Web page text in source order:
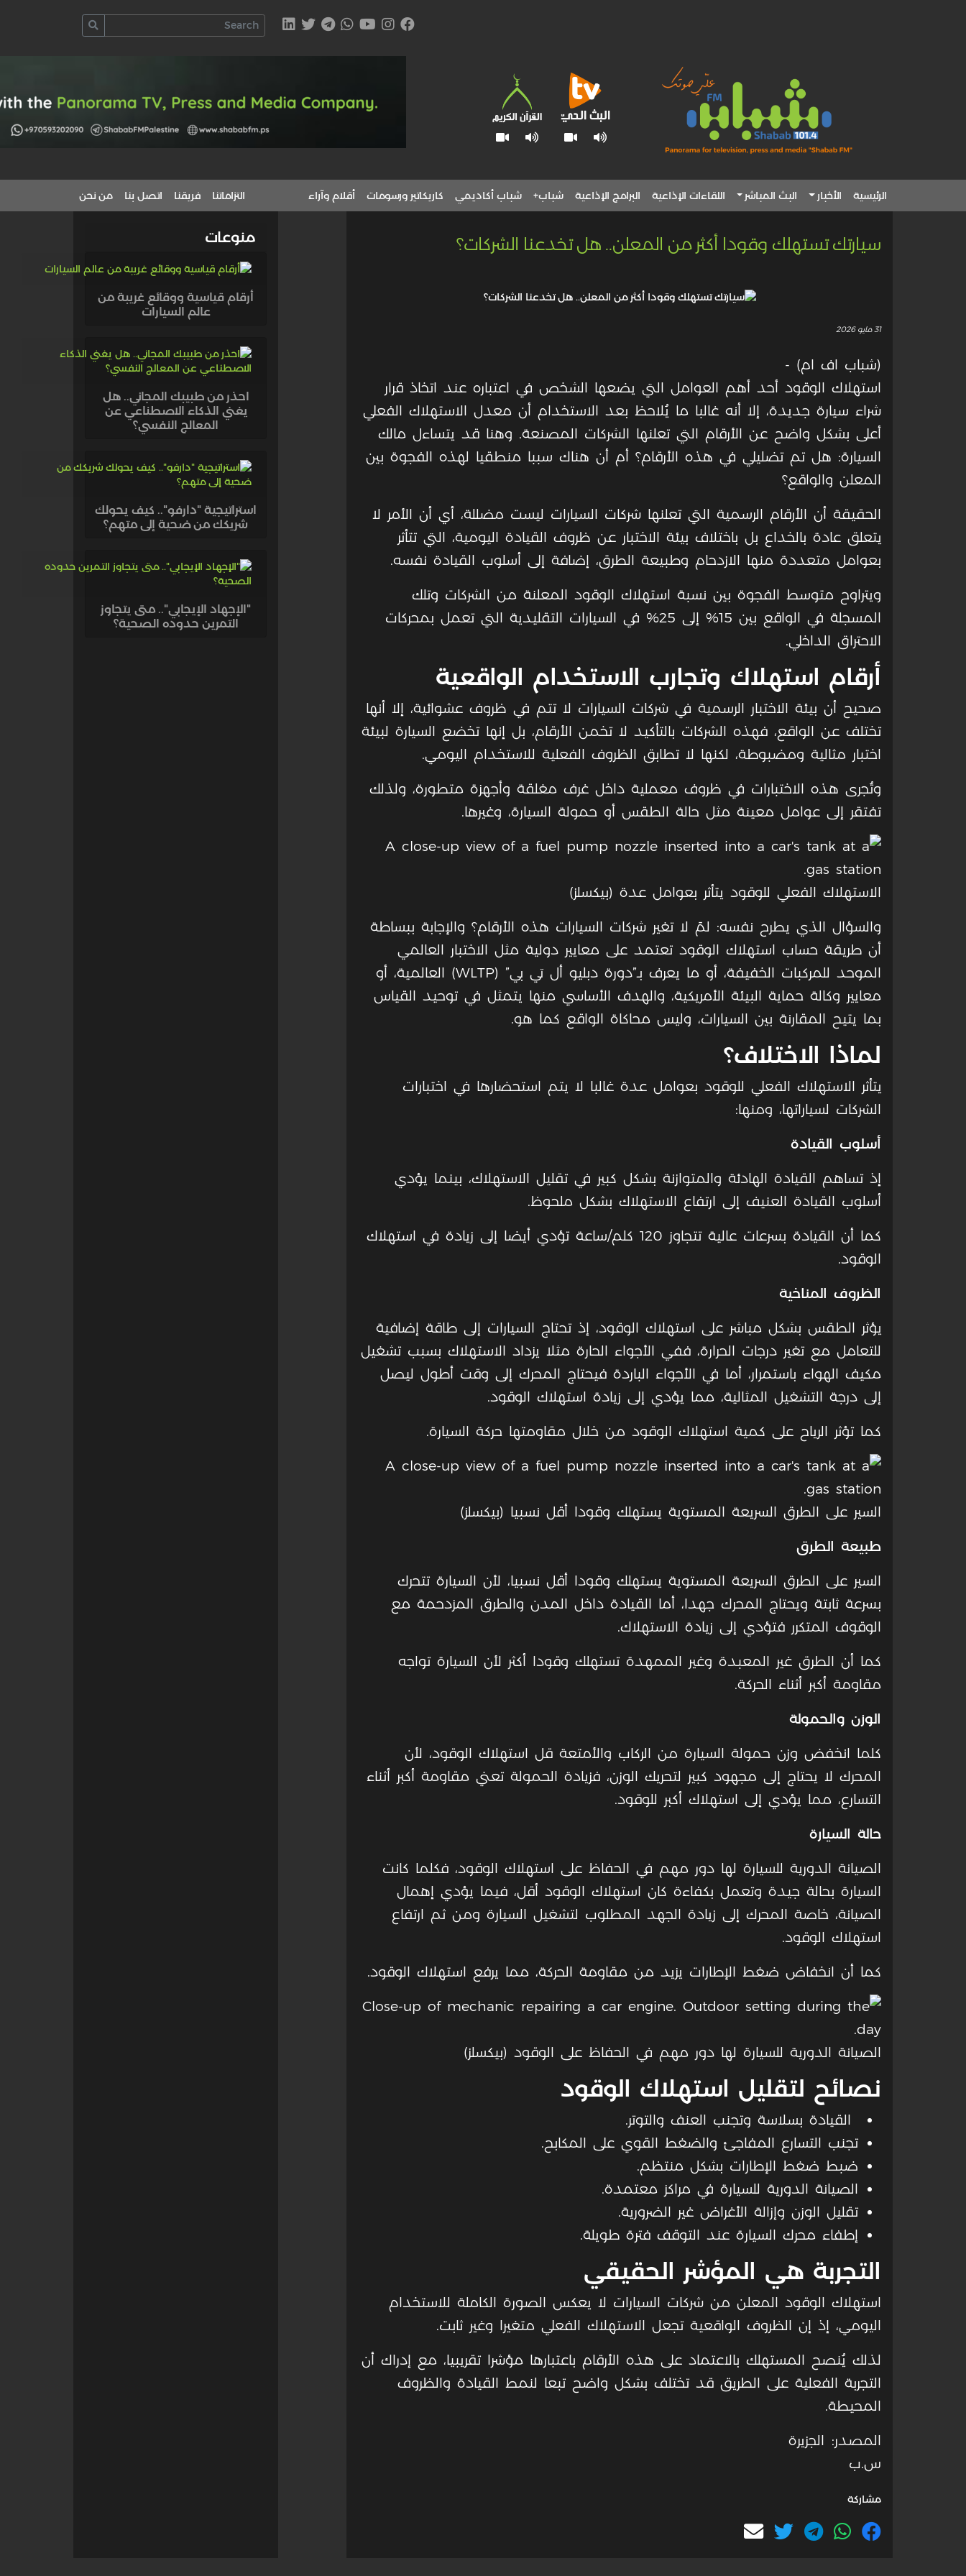
الرئيسية الأخبار البث المباشر اللقاءات الإذاعية البرامج الإذاعية شباب+ شباب أكاديمي كاريكاتير ورسومات أقلام وآراء التزاماتنا فريقنا اتصل بنا من نحن
سيارتك تستهلك وقودا أكثر من المعلن.. هل تخدعنا الشركات؟
31 مايو 2026
(شباب اف ام) -
استهلاك الوقود أحد أهم العوامل التي يضعها الشخص في اعتباره عند اتخاذ قرار
شراء سيارة جديدة، إلا أنه غالبا ما يُلاحظ بعد الاستخدام أن معدل الاستهلاك الفعلي
أعلى بشكل واضح عن الأرقام التي تعلنها الشركات المصنعة. وهنا قد يتساءل مالك
السيارة: هل تم تضليلي في هذه الأرقام؟ أم أن هناك سببا منطقيا لهذه الفجوة بين
المعلن والواقع؟
الحقيقة أن الأرقام الرسمية التي تعلنها شركات السيارات ليست مضللة، أي أن الأمر لا
يتعلق عادة بالخداع بل باختلاف بيئة الاختبار عن ظروف القيادة اليومية، التي تتأثر
بعوامل متعددة منها الازدحام وطبيعة الطرق، إضافة إلى أسلوب القيادة نفسه.
ويتراوح متوسط الفجوة بين نسبة استهلاك الوقود المعلنة من الشركات وتلك
المسجلة في الواقع بين 15% إلى 25% في السيارات التقليدية التي تعمل بمحركات
الاحتراق الداخلي.
أرقام استهلاك وتجارب الاستخدام الواقعية
صحيح أن بيئة الاختبار الرسمية في شركات السيارات لا تتم في ظروف عشوائية، إلا أنها
تختلف عن الواقع، فهذه الشركات بالتأكيد لا تخمن الأرقام، بل إنها تخضع السيارة لبيئة
اختبار مثالية ومضبوطة، لكنها لا تطابق الظروف الفعلية للاستخدام اليومي.
وتُجرى هذه الاختبارات في ظروف معملية داخل غرف مغلقة وأجهزة متطورة، ولذلك
تفتقر إلى عوامل معينة مثل حالة الطقس أو حمولة السيارة، وغيرها.
الاستهلاك الفعلي للوقود يتأثر بعوامل عدة (بيكسلز)
والسؤال الذي يطرح نفسه: لمَ لا تغير شركات السيارات هذه الأرقام؟ والإجابة ببساطة
أن طريقة حساب استهلاك الوقود تعتمد على معايير دولية مثل الاختبار العالمي
الموحد للمركبات الخفيفة، أو ما يعرف بـ”دورة دبليو أل تي بي” (WLTP) العالمية، أو
معايير وكالة حماية البيئة الأمريكية، والهدف الأساسي منها يتمثل في توحيد القياس
بما يتيح المقارنة بين السيارات، وليس محاكاة الواقع كما هو.
لماذا الاختلاف؟
يتأثر الاستهلاك الفعلي للوقود بعوامل عدة غالبا لا يتم استحضارها في اختبارات
الشركات لسياراتها، ومنها:
أسلوب القيادة
إذ تساهم القيادة الهادئة والمتوازنة بشكل كبير في تقليل الاستهلاك، بينما يؤدي
أسلوب القيادة العنيف إلى ارتفاع الاستهلاك بشكل ملحوظ.
كما أن القيادة بسرعات عالية تتجاوز 120 كلم/ساعة تؤدي أيضا إلى زيادة في استهلاك
الوقود.
الظروف المناخية
يؤثر الطقس بشكل مباشر على استهلاك الوقود، إذ تحتاج السيارات إلى طاقة إضافية
للتعامل مع تغير درجات الحرارة، ففي الأجواء الحارة مثلا يزداد الاستهلاك بسبب تشغيل
مكيف الهواء باستمرار، أما في الأجواء الباردة فيحتاج المحرك إلى وقت أطول ليصل
إلى درجة التشغيل المثالية، مما يؤدي إلى زيادة استهلاك الوقود.
كما تؤثر الرياح على كمية استهلاك الوقود من خلال مقاومتها حركة السيارة.
السير على الطرق السريعة المستوية يستهلك وقودا أقل نسبيا (بيكسلز)
طبيعة الطرق
السير على الطرق السريعة المستوية يستهلك وقودا أقل نسبيا، لأن السيارة تتحرك
بسرعة ثابتة ويحتاج المحرك جهدا، أما القيادة داخل المدن والطرق المزدحمة مع
الوقوف المتكرر فتؤدي إلى زيادة الاستهلاك.
كما أن الطرق غير المعبدة وغير الممهدة تستهلك وقودا أكثر لأن السيارة تواجه
مقاومة أكبر أثناء الحركة.
الوزن والحمولة
كلما انخفض وزن حمولة السيارة من الركاب والأمتعة قل استهلاك الوقود، لأن
المحرك لا يحتاج إلى مجهود كبير لتحريك الوزن، فزيادة الحمولة تعني مقاومة أكبر أثناء
التسارع، مما يؤدي إلى استهلاك أكبر للوقود.
حالة السيارة
الصيانة الدورية للسيارة لها دور مهم في الحفاظ على استهلاك الوقود، فكلما كانت
السيارة بحالة جيدة وتعمل بكفاءة كان استهلاك الوقود أقل، فيما يؤدي إهمال
الصيانة، خاصة المحرك إلى زيادة الجهد المطلوب لتشغيل السيارة ومن ثم ارتفاع
استهلاك الوقود.
كما أن انخفاض ضغط الإطارات يزيد من مقاومة الحركة، مما يرفع استهلاك الوقود.
الصيانة الدورية للسيارة لها دور مهم في الحفاظ على الوقود (بيكسلز)
نصائح لتقليل استهلاك الوقود
القيادة بسلاسة وتجنب العنف والتوتر.
تجنب التسارع المفاجئ والضغط القوي على المكابح.
ضبط ضغط الإطارات بشكل منتظم.
الصيانة الدورية للسيارة في مراكز معتمدة.
تقليل الوزن وإزالة الأغراض غير الضرورية.
إطفاء محرك السيارة عند التوقف فترة طويلة.
التجربة هي المؤشر الحقيقي
استهلاك الوقود المعلن من شركات السيارات لا يعكس الصورة الكاملة للاستخدام
اليومي، إذ إن الظروف الواقعية تجعل الاستهلاك الفعلي متغيرا وغير ثابت.
لذلك يُنصح المستهلك بالاعتماد على هذه الأرقام باعتبارها مؤشرا تقريبيا، مع إدراك أن
التجربة الفعلية على الطريق قد تختلف بشكل واضح تبعا لنمط القيادة والظروف
المحيطة.
المصدر: الجزيرة
س.ب
مشاركة
منوعات
أرقام قياسية ووقائع غريبة من
عالم السيارات
احذر من طبيبك المجاني.. هل
يغني الذكاء الاصطناعي عن
المعالج النفسي؟
استراتيجية "دارفو".. كيف يحولك
شريكك من ضحية إلى متهم؟
"الإجهاد الإيجابي".. متى يتجاوز
التمرين حدوده الصحية؟